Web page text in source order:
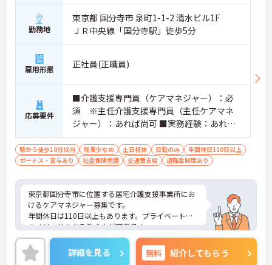
勤務地
東京都 国分寺市 泉町1-1-2 清水ビル1F
ＪＲ中央線「国分寺駅」徒歩5分
雇用形態 正社員(正職員)
応募要件
■介護支援専門員（ケアマネジャー）：必
須 ※主任介護支援専門員（主任ケアマネ
ジャー）：あれば尚可 ■実務経験：あれば
尚可（居宅ケアマネジャーとしての実務経
験）
駅から徒歩10分以内 残業少なめ 土日祝休 日勤のみ
年間休日110日以上
ボーナス・賞与あり
社会保険完備 交通費支給 退職金制度あり
東京都国分寺市に位置する居宅介護支援事業所にお
けるケアマネジャー募集です。
年間休日は110日以上もあります。プライベートと
のメリハリのある働き方が可能です。
資格やこれまでの経験を活かしながらご勤務いただ
ける環境です。
ご興味のある方には、面接対策ポイントなど、さら
詳細を見る 無料 紹介してもらう